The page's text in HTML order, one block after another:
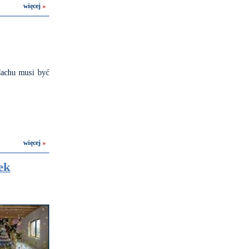
więcej »
musi być
więcej »